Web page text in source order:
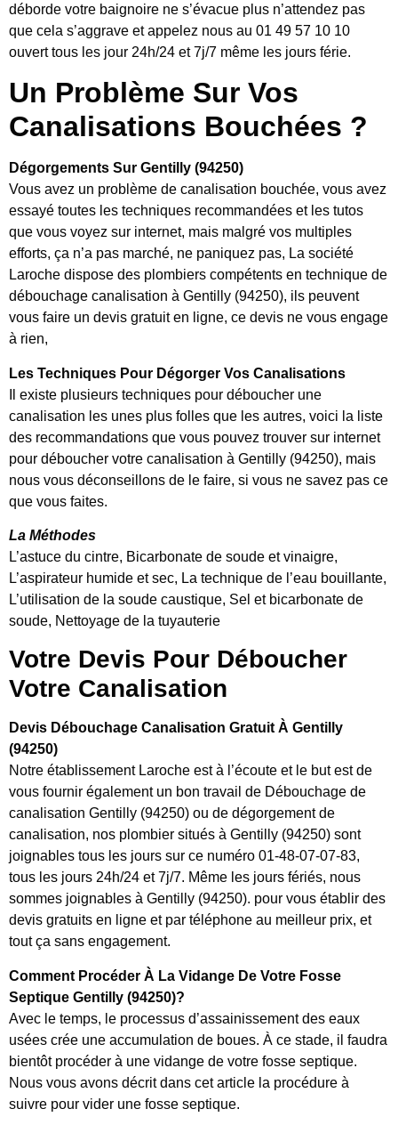
déborde votre baignoire ne s’évacue plus n’attendez pas
que cela s’aggrave et appelez nous au 01 49 57 10 10
ouvert tous les jour 24h/24 et 7j/7 même les jours férie.
Un Problème Sur Vos
Canalisations Bouchées ?
Dégorgements Sur Gentilly (94250)
Vous avez un problème de canalisation bouchée, vous avez
essayé toutes les techniques recommandées et les tutos
que vous voyez sur internet, mais malgré vos multiples
efforts, ça n’a pas marché, ne paniquez pas, La société
Laroche dispose des plombiers compétents en technique de
débouchage canalisation à Gentilly (94250), ils peuvent
vous faire un devis gratuit en ligne, ce devis ne vous engage
à rien,
Les Techniques Pour Dégorger Vos Canalisations
Il existe plusieurs techniques pour déboucher une
canalisation les unes plus folles que les autres, voici la liste
des recommandations que vous pouvez trouver sur internet
pour déboucher votre canalisation à Gentilly (94250), mais
nous vous déconseillons de le faire, si vous ne savez pas ce
que vous faites.
La Méthodes
L’astuce du cintre, Bicarbonate de soude et vinaigre,
L’aspirateur humide et sec, La technique de l’eau bouillante,
L’utilisation de la soude caustique, Sel et bicarbonate de
soude, Nettoyage de la tuyauterie
Votre Devis Pour Déboucher
Votre Canalisation
Devis Débouchage Canalisation Gratuit À Gentilly
(94250)
Notre établissement Laroche est à l’écoute et le but est de
vous fournir également un bon travail de Débouchage de
canalisation Gentilly (94250) ou de dégorgement de
canalisation, nos plombier situés à Gentilly (94250) sont
joignables tous les jours sur ce numéro 01-48-07-07-83,
tous les jours 24h/24 et 7j/7. Même les jours fériés, nous
sommes joignables à Gentilly (94250). pour vous établir des
devis gratuits en ligne et par téléphone au meilleur prix, et
tout ça sans engagement.
Comment Procéder À La Vidange De Votre Fosse
Septique Gentilly (94250)?
Avec le temps, le processus d’assainissement des eaux
usées crée une accumulation de boues. À ce stade, il faudra
bientôt procéder à une vidange de votre fosse septique.
Nous vous avons décrit dans cet article la procédure à
suivre pour vider une fosse septique.